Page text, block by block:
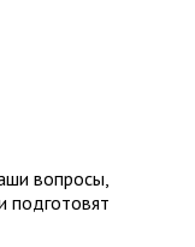
вопросы,
подготовят